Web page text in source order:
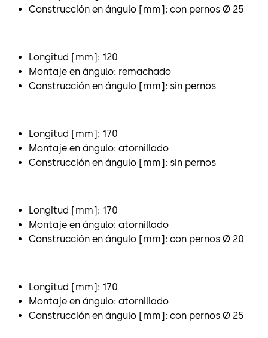
Construcción en ángulo [mm]: con pernos Ø 25
Longitud [mm]: 120
Montaje en ángulo: remachado
Construcción en ángulo [mm]: sin pernos
Longitud [mm]: 170
Montaje en ángulo: atornillado
Construcción en ángulo [mm]: sin pernos
Longitud [mm]: 170
Montaje en ángulo: atornillado
Construcción en ángulo [mm]: con pernos Ø 20
Longitud [mm]: 170
Montaje en ángulo: atornillado
Construcción en ángulo [mm]: con pernos Ø 25